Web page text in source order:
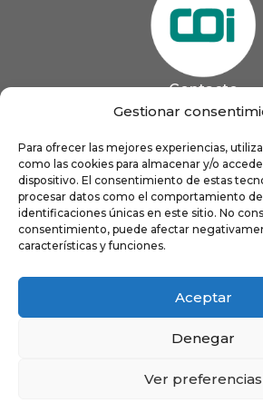
Gestionar
Para ofrecer las mejores experiencias,
como las cookies para almacenar y/o
dispositivo. El consentimiento de estas
procesar datos como el comportamiento
identificaciones únicas en este sitio. No
consentimiento, puede afectar
características y funciones.
Aceptar
Denegar
Ver preferencias
Contacto

Horario
Lun
9:00 a
Mar
9:00 a
Mié
9:00 a
Jue
9:00 a